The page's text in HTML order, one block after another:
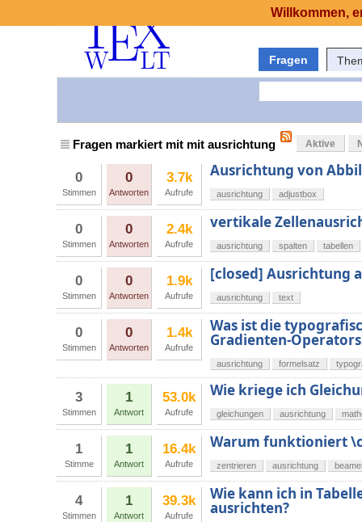
Fragen
Fragen markiert mit mit ausrichtung Aktive
0
Stimmen
0
Antworten
3.7k
Aufrufe
Ausrichtung von
ausrichtung adjustbox
0
Stimmen
0
Antworten
2.4k
Aufrufe
vertikale
ausrichtung spalten tabellen
0
Stimmen
0
Antworten
1.9k
Aufrufe
[closed] Ausrichtung
ausrichtung text
0
Stimmen
0
Antworten
1.4k
Aufrufe
Was ist die
Gradienten-
ausrichtung formelsatz
3
Stimmen
1
Antwort
53.0k
Aufrufe
Wie kriege ich
gleichungen ausrichtung
1
Stimme
1
Antwort
16.4k
Aufrufe
Warum funktioniert
zentrieren ausrichtung
4
Stimmen
1
Antwort
39.3k
Aufrufe
Wie kann ich in
ausrichten?
Willkommen,